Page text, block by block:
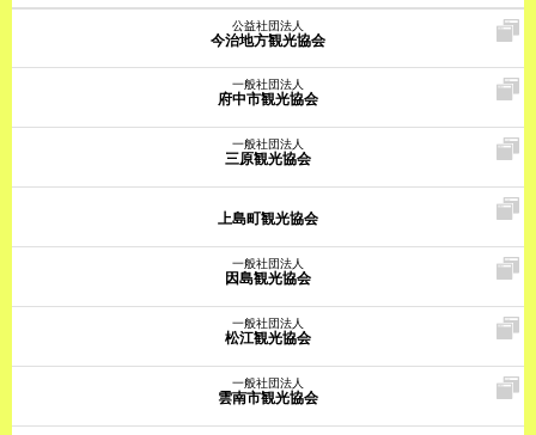
公益社団法人
今治地方観光協会
一般社団法人
府中市観光協会
一般社団法人
三原観光協会
上島町観光協会
一般社団法人
因島観光協会
一般社団法人
松江観光協会
一般社団法人
雲南市観光協会